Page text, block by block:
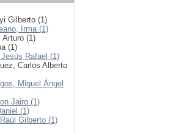
Gilberto (1)
Irma (1)
Arturo (1)
(1)
Rafael (1)
Carlos Alberto
Miguel Ángel
Jairo (1)
(1)
Gilberto (1)